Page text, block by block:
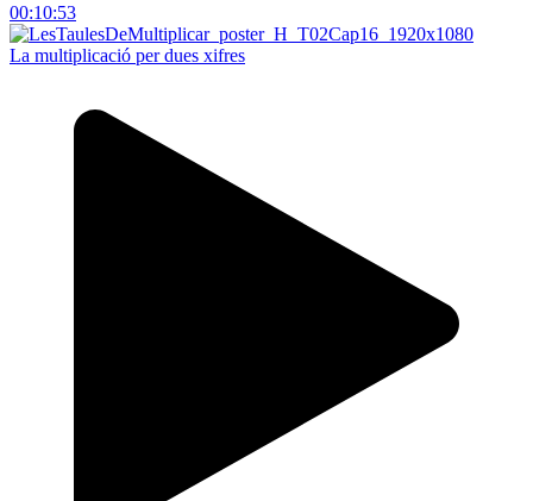
00:10:53
La multiplicació per dues xifres